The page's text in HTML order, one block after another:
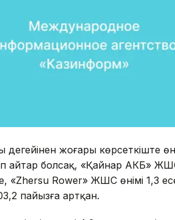
жоғары көрсеткіште
айтар болсақ, «Қайнар АКБ»
«Zhersu Rower» ЖШС өнімі 1,3
пайызға артқан.